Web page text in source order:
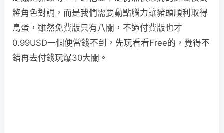
將角色對調，而是我們需要動點腦力讓豬頭順利取得
鳥蛋，雖然免費版只有八關，不過付費版也才
0.99USD一個便當錢不到，先玩看看Free的，覺得不
錯再去付錢玩爆30大關。